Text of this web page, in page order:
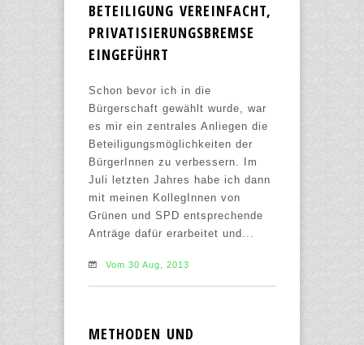
ETEILIGUNG VEREINFACHT, P
RIVATISIERUNGSBREMSE E
INGEFÜHRT
Schon bevor ich in die
Bürgerschaft gewählt wurde, war
es mir ein zentrales Anliegen die
Beteiligungsmöglichkeiten der
BürgerInnen zu verbessern. Im
Juli letzten Jahres habe ich dann
mit meinen KollegInnen von
Grünen und SPD entsprechende
Anträge dafür erarbeitet und...
Vom 30 Aug, 2013
METHODEN UND